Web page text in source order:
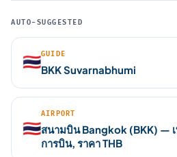
AUTO-SUGGESTED
🇹🇭GUIDE
BKK Suvarnabhumi
🇹🇭
AIRPORT
สนามบิน Bangkok (BKK) —
การบิน, ราคา THB